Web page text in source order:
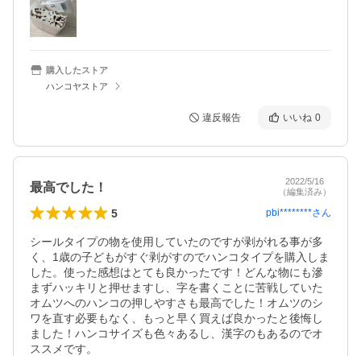
購入したストア
ハンコヤストア
違反報告 いいね 0
最高でした！
2022/5/16
（編集済み）
5 pbi********さん
シールタイプの物を使用していたのですが剥がれる事が多
く、1歳の子どもがすぐ剥がすのでハンコタイプを購入しま
した。使った感想はとても良かったです！どんな物にも滲
まずハッキリと押せますし、字を書くことに苦戦していた
オムツへのハンコの押しやすさも最高でした！オムツのシ
ワを直す必要もなく、もっと早く買えば良かったと後悔し
ました！ハンコサイズも色々あるし、漢字のもあるのでオ
ススメです。